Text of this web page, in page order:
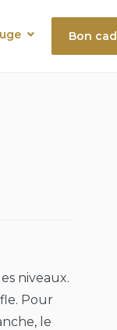
Bon
niveaux.
Pour
le